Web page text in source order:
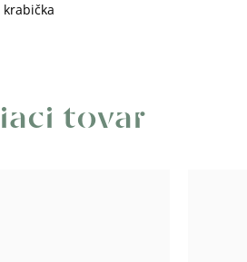
krabička
tovar